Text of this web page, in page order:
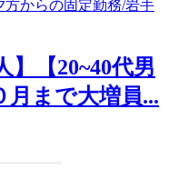
】【20~40代男
月まで大増員...